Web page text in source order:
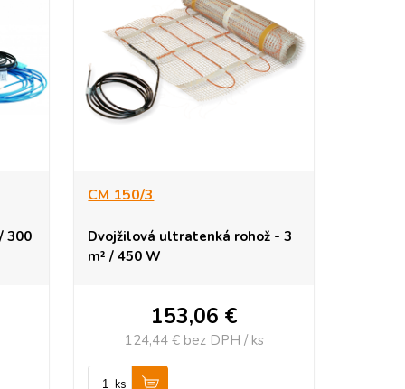
300
CM 150/3
Dvojžilová ultratenká rohož - 3
m² / 450 W
153,06 €
124,44 € bez DPH / ks
ks